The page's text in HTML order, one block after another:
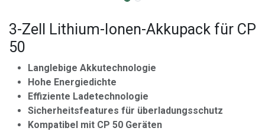
3-Zell Lithium-Ionen-Akkupack für CP
50
Langlebige Akkutechnologie
Hohe Energiedichte
Effiziente Ladetechnologie
Sicherheitsfeatures für überladungsschutz
Kompatibel mit CP 50 Geräten